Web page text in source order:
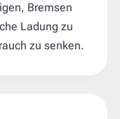
Bremsen
Ladung zu
zu senken.